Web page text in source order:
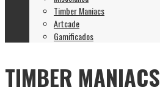
Timber Maniacs
Artcade
Gamificados
TIMBER MANIACS